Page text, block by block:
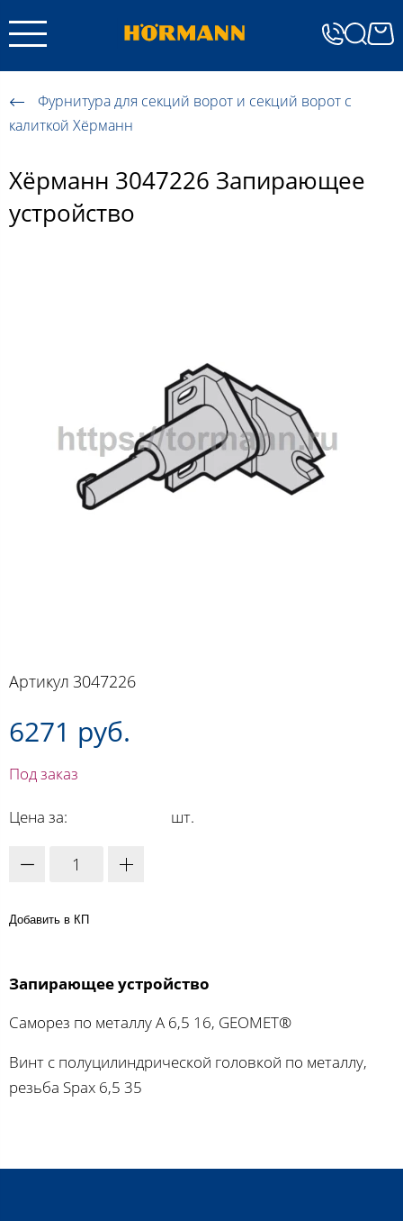
Фурнитура для секций ворот и секций ворот с
калиткой Хёрманн
Хёрманн 3047226 Запирающее
устройство
Артикул 3047226
6271 руб.
Под заказ
Цена за: шт.
Добавить в КП
Запирающее устройство
Саморез по металлу A 6,5 16, GEOMET®
Винт с полуцилиндрической головкой по металлу,
резьба Spax 6,5 35